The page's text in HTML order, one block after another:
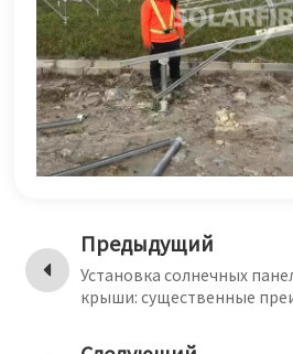
Предыдущий
Установка солнечных
крыши: существенные